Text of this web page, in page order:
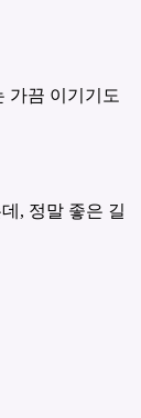
가끔 이기기도
, 정말 좋은 길